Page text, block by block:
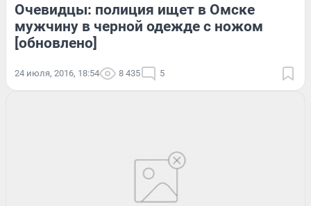
Очевидцы: полиция ищет в Омске
мужчину в черной одежде с ножом
[обновлено]
24 июля, 2016, 18:54 8 435 5